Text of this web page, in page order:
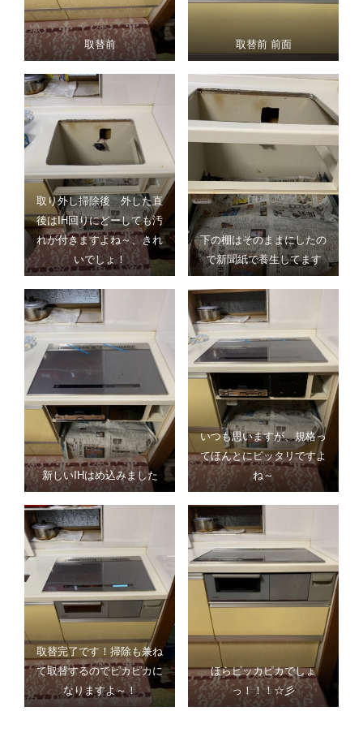
取替前 取替前 前面
取り外し掃除後 外した直
後はIH回りにどーしても汚
れが付きますよね～、きれ
いでしょ！
下の棚はそのままにしたの
で新聞紙で養生してます
新しいIHはめ込みました
いつも思いますが、規格っ
てほんとにピッタリですよ
ね～
取替完了です！掃除も兼ね
て取替するのでピカピカに
なりますよ～！
ほらピッカピカでしょ
っ！！！☆彡